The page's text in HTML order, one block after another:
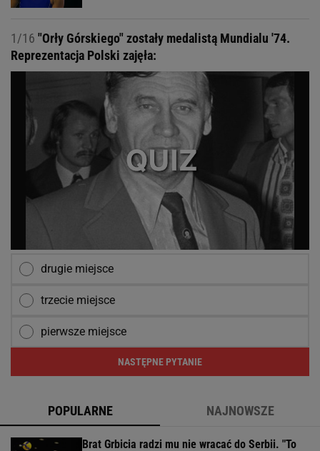
1/16 "Orły Górskiego" zostały medalistą Mundialu '74.
Reprezentacja Polski zajęła:
drugie miejsce
trzecie miejsce
pierwsze miejsce
NASTĘPNE PYTANIE
POPULARNE NAJNOWSZE
Brat Grbicia radzi mu nie wracać do Serbii. "To